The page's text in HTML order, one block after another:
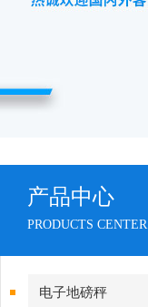
产品中心
PRODUCTS CENTER
电子地磅秤